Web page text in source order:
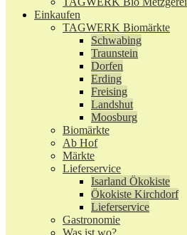
Einkaufen
TAGWERK Biomärkte
Schwabing
Traunstein
Dorfen
Erding
Freising
Landshut
Moosburg
Biomärkte
Ab Hof
Märkte
Lieferservice
Isarland Ökokiste
Ökokiste Kirchdorf
Lieferservice
Gastronomie
Was ist wo?